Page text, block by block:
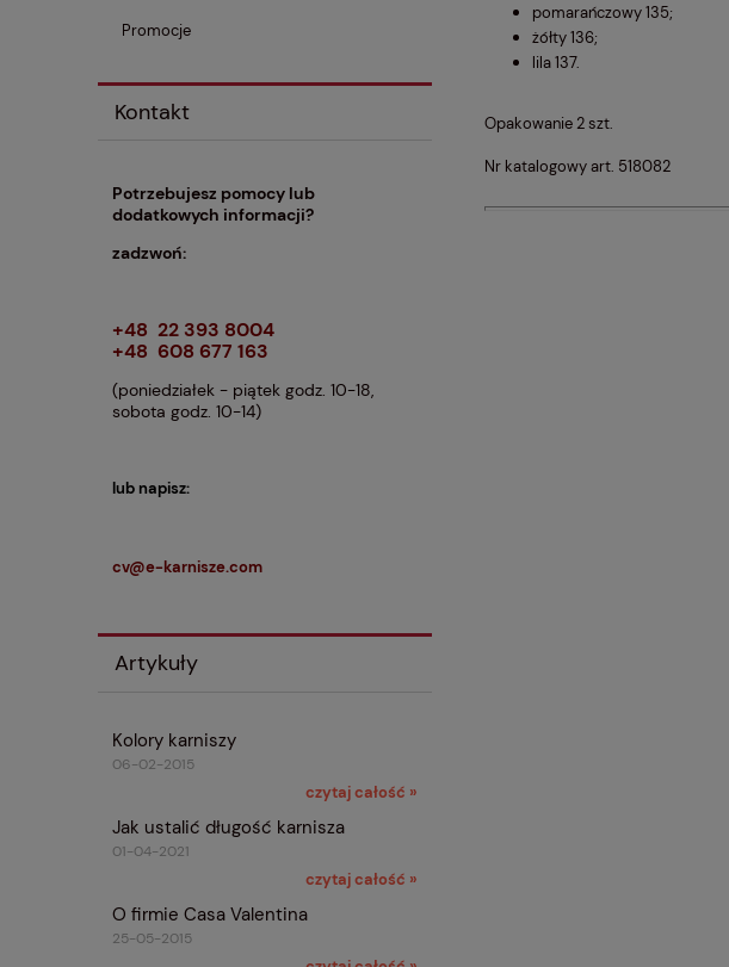
Promocje
Kontakt
Potrzebujesz pomocy lub
dodatkowych informacji?
zadzwoń:
+48 22 393 8004
+48 608 677 163
(poniedziałek - piątek godz. 10-18,
sobota godz. 10-14)
lub napisz:
cv@e-karnisze.com
Artykuły
Kolory karniszy
06-02-2015
czytaj całość »
Jak ustalić długość karnisza
01-04-2021
czytaj całość »
O firmie Casa Valentina
25-05-2015
pomarańczowy 135;
żółty 136;
lila 137.
Opakowanie 2 szt.
Nr katalogowy art. 518082